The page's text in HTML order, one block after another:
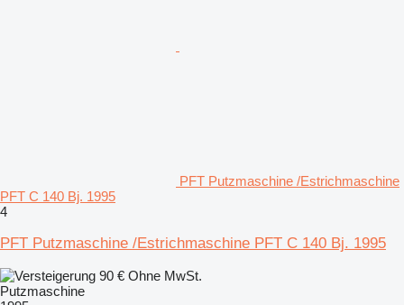
PFT Putzmaschine /Estrichmaschine
PFT C 140 Bj. 1995
4
PFT Putzmaschine /Estrichmaschine PFT C 140 Bj. 1995
90 € Ohne MwSt.
Putzmaschine